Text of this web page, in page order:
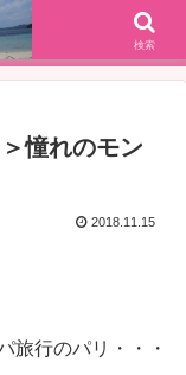
意、絶景や美味しいもの
ログ
憧れのモン
2018.11.15
旅行のパリ・・・
検索